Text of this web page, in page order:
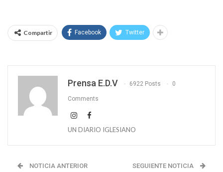
Compartir Facebook Twitter
Prensa E.D.V 6922 Posts 0
Comments
UN DIARIO IGLESIANO
NOTICIA ANTERIOR SEGUIENTE NOTICIA